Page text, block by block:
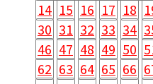
14 15 16 17 18
30 31 32 33 34
46 47 48 49 50
62 63 64 65 66